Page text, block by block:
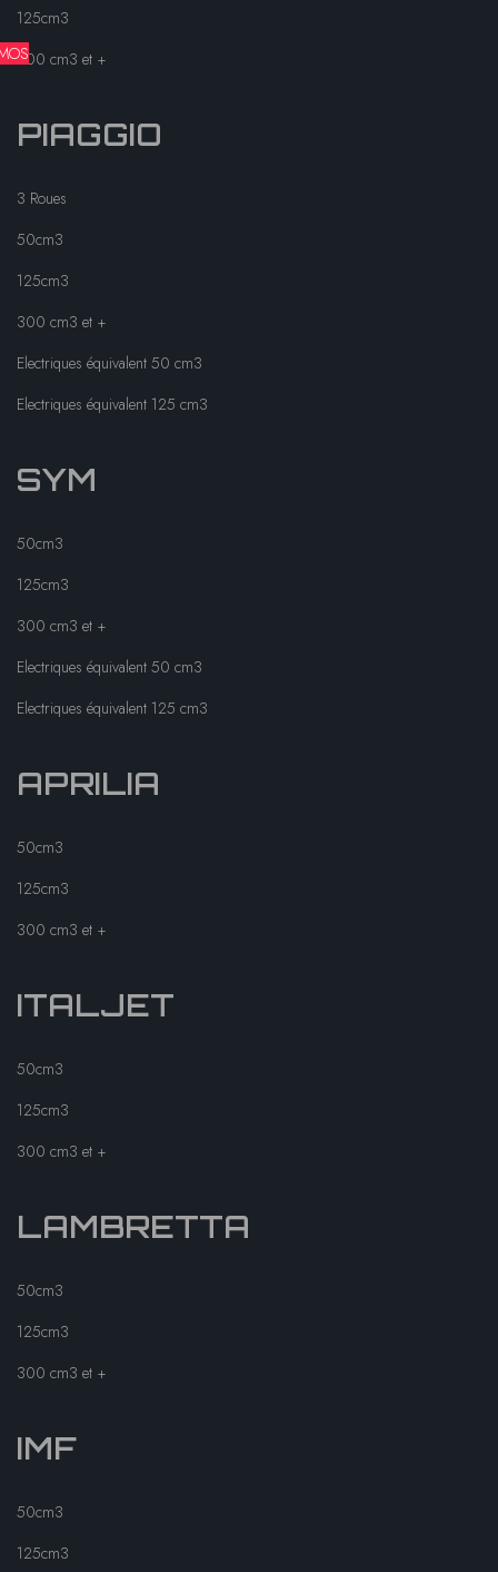
125cm3
300 cm3 et +
PIAGGIO
3 Roues
50cm3
125cm3
300 cm3 et +
Electriques équivalent 50 cm3
Electriques équivalent 125 cm3
SYM
50cm3
125cm3
300 cm3 et +
Electriques équivalent 50 cm3
Electriques équivalent 125 cm3
APRILIA
50cm3
125cm3
300 cm3 et +
ITALJET
50cm3
125cm3
300 cm3 et +
LAMBRETTA
50cm3
125cm3
300 cm3 et +
IMF
50cm3
125cm3